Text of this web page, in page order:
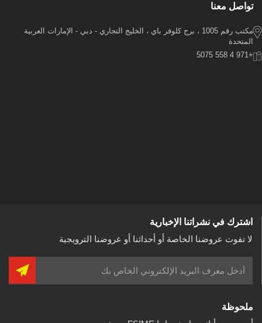
‫تواصل‬ ‫معنا‬
مكتب رقم 1005 ، برج كلوفر باي ، الخليج التجاري - دبي - الإمارات العربية
المتحدة
+971 4 558 5075
اشترك في نشراتنا الإخبارية
لا تفوت عروضنا الخاصة أو أحداثنا أو عروضنا الترويجية
ملحوظة